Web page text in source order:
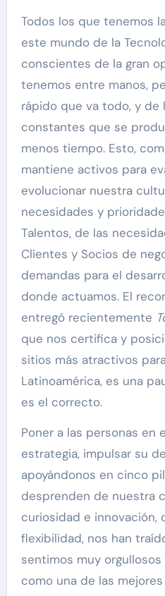
Todos los que tenemos
este mundo de la
conscientes de la gran
tenemos entre manos,
rápido que va todo, y de
constantes que se
menos tiempo. Esto,
mantiene activos para
evolucionar nuestra
necesidades y
Talentos, de las
Clientes y Socios de
demandas para el
donde actuamos. El
entregó recientemente
que nos certifica y
sitios más atractivos
Latinoamérica, es una
es el correcto.
Poner a las personas en
estrategia, impulsar su
apoyándonos en cinco
desprenden de nuestra
curiosidad e innovación,
flexibilidad, nos han
sentimos muy
como una de las